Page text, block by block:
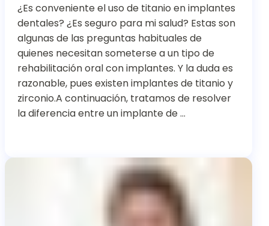
¿Es conveniente el uso de titanio en implantes
dentales? ¿Es seguro para mi salud? Estas son
algunas de las preguntas habituales de
quienes necesitan someterse a un tipo de
rehabilitación oral con implantes. Y la duda es
razonable, pues existen implantes de titanio y
zirconio.A continuación, tratamos de resolver
la diferencia entre un implante de …